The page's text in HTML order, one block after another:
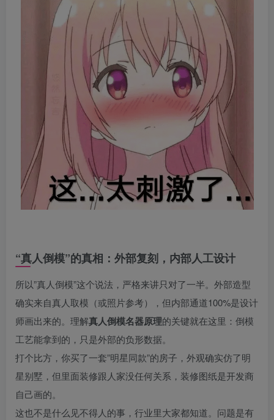
“真人倒模”的真相：外部复刻，内部人工设计
所以”真人倒模”这个说法，严格来讲只对了一半。外部造型
确实来自真人取模（或照片参考），但内部通道100%是设计
师画出来的。理解真人倒模名器原理的关键就在这里：倒模
工艺能拿到的，只是外部的负形数据。
打个比方，你买了一套”明星同款”的房子，外观确实仿了明
星别墅，但里面装修跟人家没任何关系，装修图纸是开发商
自己画的。
这也不是什么见不得人的事，行业里大家都知道。问题是有